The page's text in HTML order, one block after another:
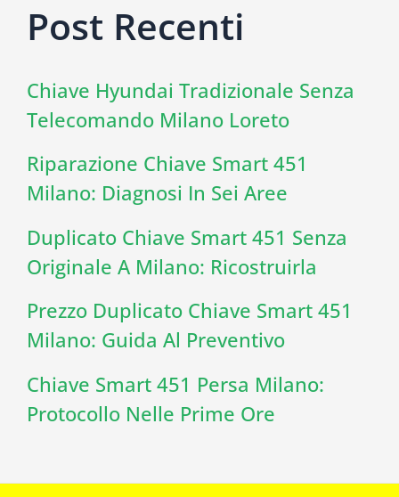
Post Recenti
Chiave Hyundai Tradizionale Senza
Telecomando Milano Loreto
Riparazione Chiave Smart 451
Milano: Diagnosi In Sei Aree
Duplicato Chiave Smart 451 Senza
Originale A Milano: Ricostruirla
Prezzo Duplicato Chiave Smart 451
Milano: Guida Al Preventivo
Chiave Smart 451 Persa Milano:
Protocollo Nelle Prime Ore